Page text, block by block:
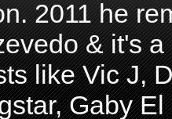
2011 he
& it's
like Vic J,
Gaby